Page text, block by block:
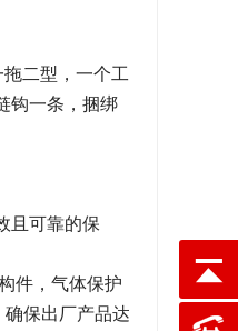
二型，一个工
钩一条，捆绑
且可靠的保
件，气体保护
保出厂产品达